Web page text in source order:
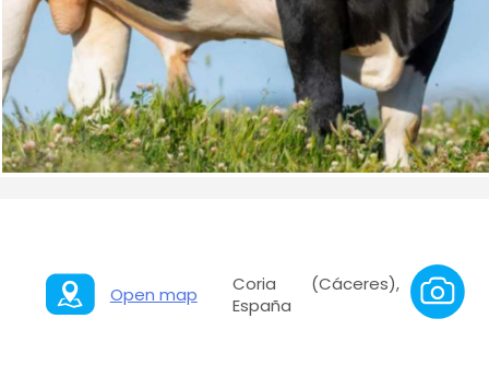
Open map
Coria (Cáceres),
España